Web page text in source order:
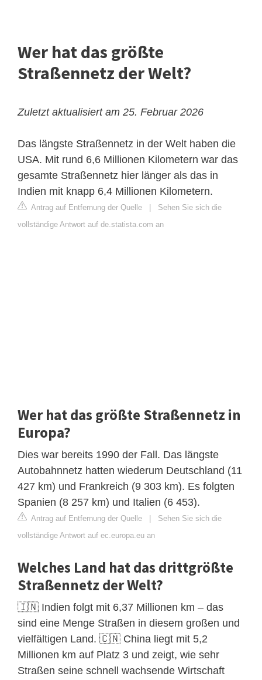
Wer hat das größte
Straßennetz der Welt?
Zuletzt aktualisiert am 25. Februar 2026
Das längste Straßennetz in der Welt haben die
USA. Mit rund 6,6 Millionen Kilometern war das
gesamte Straßennetz hier länger als das in
Indien mit knapp 6,4 Millionen Kilometern.
Antrag auf Entfernung der Quelle
Sehen Sie sich die
vollständige Antwort auf de.statista.com an
Wer hat das größte Straßennetz in
Europa?
Dies war bereits 1990 der Fall. Das längste
Autobahnnetz hatten wiederum Deutschland (11
427 km) und Frankreich (9 303 km). Es folgten
Spanien (8 257 km) und Italien (6 453).
Antrag auf Entfernung der Quelle
Sehen Sie sich die
vollständige Antwort auf ec.europa.eu an
Welches Land hat das drittgrößte
Straßennetz der Welt?
🇮🇳 Indien folgt mit 6,37 Millionen km – das
sind eine Menge Straßen in diesem großen und
vielfältigen Land. 🇨🇳 China liegt mit 5,2
Millionen km auf Platz 3 und zeigt, wie sehr
Straßen seine schnell wachsende Wirtschaft